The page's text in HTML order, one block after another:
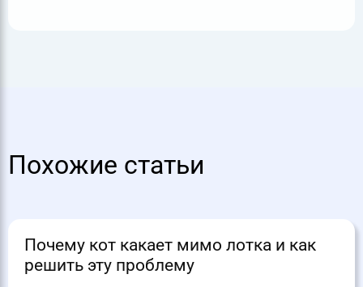
Похожие статьи
Почему кот какает мимо лотка и как
решить эту проблему